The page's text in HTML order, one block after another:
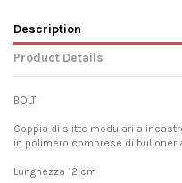
Description
Product Details
BOLT
Coppia di slitte modulari a
in polimero comprese di
Lunghezza 12 cm